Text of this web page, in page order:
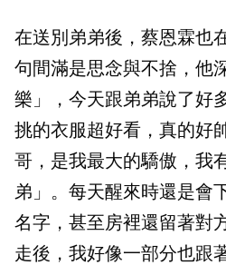
在送別弟弟後，蔡恩霖也
句間滿是思念與不捨，他
樂」，今天跟弟弟說了好
挑的衣服超好看，真的好
哥，是我最大的驕傲，我
弟」。每天醒來時還是會
名字，甚至房裡還留著對
走後，我好像一部分也跟